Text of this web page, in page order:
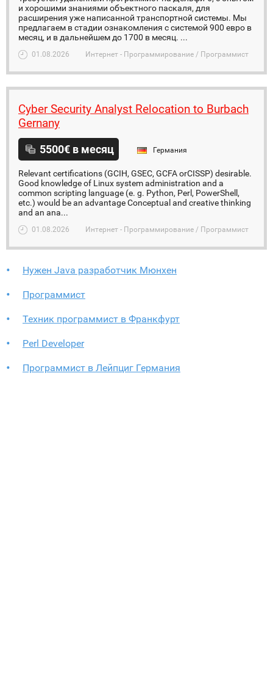
и хорошими знаниями объектного паскаля, для
расширения уже написанной транспортной системы. Мы
предлагаем в стадии ознакомления с системой 900 евро в
месяц, и в дальнейшем до 1700 в месяц. ...
01.08.2026 Интернет - Программирование / Программист
Cyber Security Analyst Relocation to Burbach
Gernany
5500€ в месяц Германия
Relevant certifications (GCIH, GSEC, GCFA orCISSP) desirable.
Good knowledge of Linux system administration and a
common scripting language (e. g. Python, Perl, PowerShell,
etc.) would be an advantage Conceptual and creative thinking
and an ana...
01.08.2026 Интернет - Программирование / Программист
Нужен Java разработчик Мюнхен
Программист
Техник программист в Франкфурт
Perl Developer
Программист в Лейпциг Германия